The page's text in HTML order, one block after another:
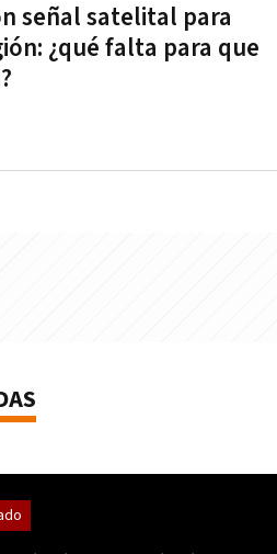
señal satelital para
¿qué falta para que